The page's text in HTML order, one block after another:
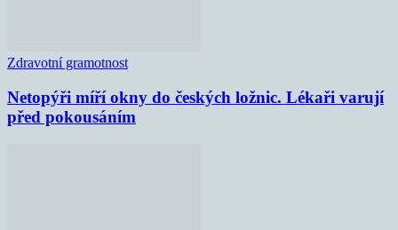
Zdravotní gramotnost
Netopýři míří okny do českých ložnic. Lékaři varují
před pokousáním